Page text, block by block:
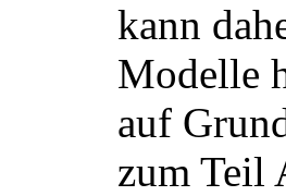
kann
Modelle
auf
zum Teil